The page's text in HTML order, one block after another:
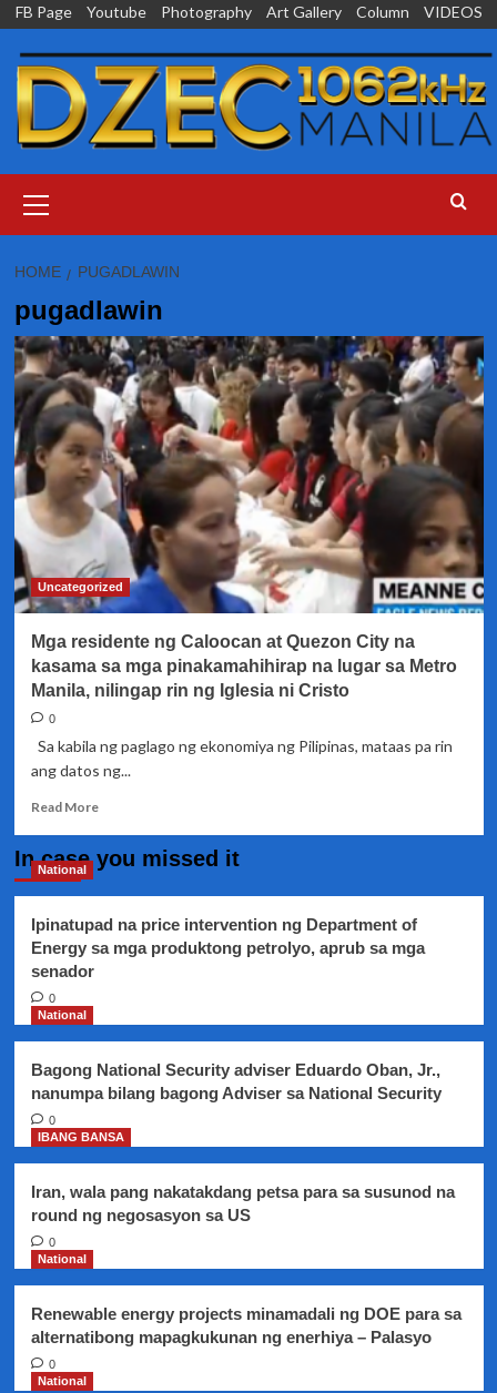
Skip
content
FB Page Youtube Photography Art Gallery Column VIDEOS
Menu
HOME PUGADLAWIN
pugadlawin
Uncategorized
Mga residente ng Caloocan at Quezon City na
kasama sa mga pinakamahihirap na lugar sa Metro
Manila, nilingap rin ng Iglesia ni Cristo
0
Sa kabila ng paglago ng ekonomiya ng Pilipinas, mataas pa rin
ang datos ng...
Read MoreRead
Mga
Caloocan
at
mga
pinakamahihirap
lugar
sa
Manila,
nilingap
ng
Iglesia
ni
Cristo
In case you missed it
National
Ipinatupad na price intervention ng Department of
Energy sa mga produktong petrolyo, aprub sa mga
senador
0
National
Bagong National Security adviser Eduardo Oban, Jr.,
nanumpa bilang bagong Adviser sa National Security
0
IBANG BANSA
Iran, wala pang nakatakdang petsa para sa susunod na
round ng negosasyon sa US
0
National
Renewable energy projects minamadali ng DOE para sa
alternatibong mapagkukunan ng enerhiya – Palasyo
0
National